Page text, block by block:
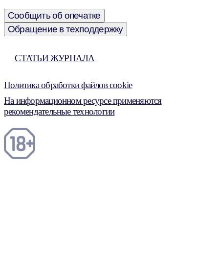
Сообщить об опечатке
Обращение в техподдержку
СТАТЬИ ЖУРНАЛА
Политика обработки файлов cookie
На информационном ресурсе применяются
рекомендательные технологии